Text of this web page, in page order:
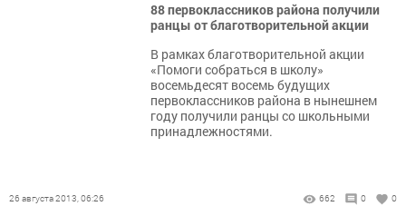
88 первоклассников района получили
ранцы от благотворительной акции
В рамках благотворительной акции
«Помоги собраться в школу»
восемьдесят восемь будущих
первоклассников района в нынешнем
году получили ранцы со школьными
принадлежностями.
26 августа 2013, 06:26 662 0 0